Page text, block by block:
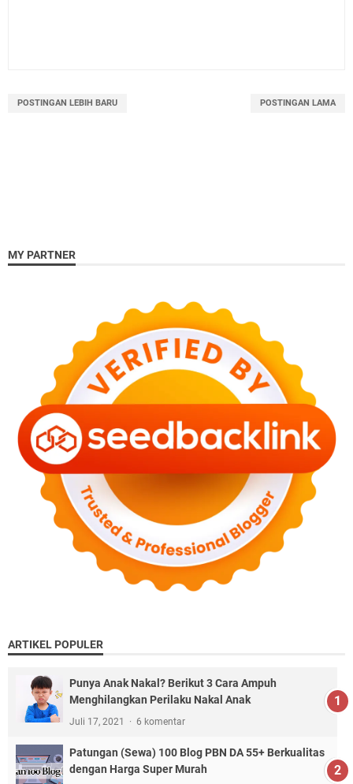
POSTINGAN LEBIH BARU POSTINGAN LAMA
MY PARTNER
ARTIKEL POPULER
Punya Anak Nakal? Berikut 3 Cara Ampuh
Menghilangkan Perilaku Nakal Anak
Juli 17, 2021 6 komentar
Patungan (Sewa) 100 Blog PBN DA 55+ Berkualitas
dengan Harga Super Murah